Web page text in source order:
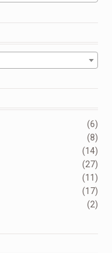
(6)
(8)
(14)
(27)
(11)
(17)
(2)